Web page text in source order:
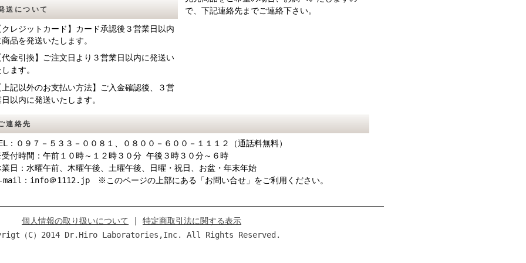
送について
レジットカード】 カード承認後３営業日以内
品を発送いたします。
金引換】
ご注文日より ３営業日以内に発送い
ます。
上記以外のお支払い方法】ご入金確認後、３営
以内に発送いたします。
で、下記連絡先までご連絡下さい。
連絡先
：０９７－５３３－００８１、０８００－６００－１１１２（通話料無料）
付時間：午前１０時～１２時３０分 午後３時３０分～６時
業日：水曜午前、木曜午後、土曜午後、日曜・祝日、お盆・年末年始
mail：info＠1112.jp ※このページの上部にある「お問い合せ」をご利用ください。
個人情報の取り扱いについて
特定商取引法に関する表示
（C）2014 Dr.Hiro Laboratories,Inc. All Rights Reserved.